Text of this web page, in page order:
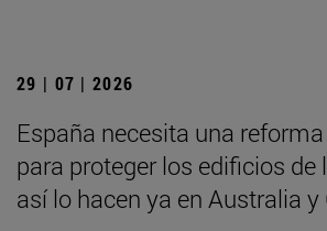
29 | 07 | 2026
España necesita una
para proteger los edificios de
así lo hacen ya en Australia y